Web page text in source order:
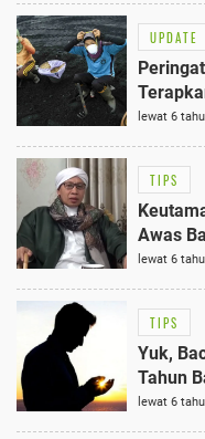
UPDATE
lewat 6
TIPS
Awas
lewat 6
TIPS
Yuk,
Tahun
lewat 6